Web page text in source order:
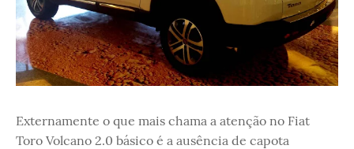
Externamente o que mais chama a atenção no Fiat
Toro Volcano 2.0 básico é a ausência de capota